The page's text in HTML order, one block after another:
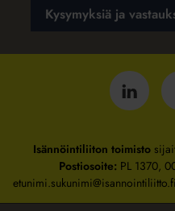
Kysymyksiä ja
Isännöintiliiton toimisto
Postiosoite: PL 1370,
etunimi.sukunimi@isannointiliitto.fi